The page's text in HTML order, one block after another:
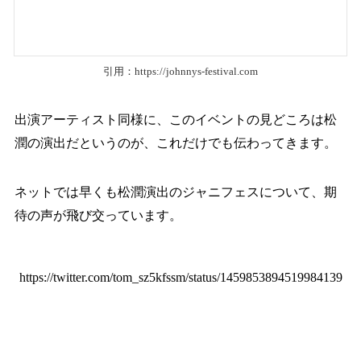
引用： https://johnnys-festival.com
出演アーティスト同様に、このイベントの見どころは松
潤の演出だというのが、これだけでも伝わってきます。
ネットでは早くも松潤演出のジャニフェスについて、期
待の声が飛び交っています。
https://twitter.com/tom_sz5kfssm/status/1459853894519984139